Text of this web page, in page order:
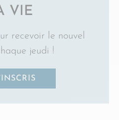
VIE
recevoir le nouvel
jeudi !